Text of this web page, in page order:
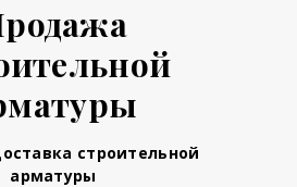
строительной
арматуры